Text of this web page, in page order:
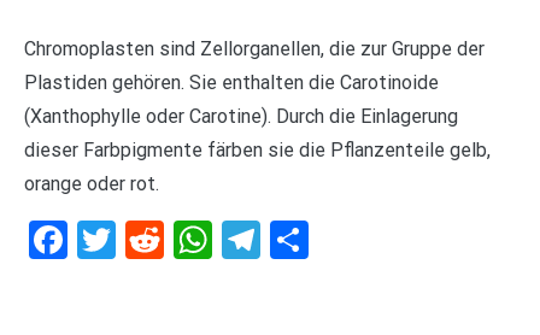
Chromoplasten sind Zellorganellen, die zur Gruppe der
Plastiden gehören. Sie enthalten die Carotinoide
(Xanthophylle oder Carotine). Durch die Einlagerung
dieser Farbpigmente färben sie die Pflanzenteile gelb,
orange oder rot.
Facebook
Twitter
RedditWhatsApp
Telegram